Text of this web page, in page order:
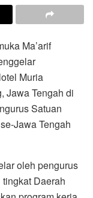
Ma’arif
Muria
Jawa Tengah di
Satuan
Jawa Tengah
oleh pengurus
Daerah